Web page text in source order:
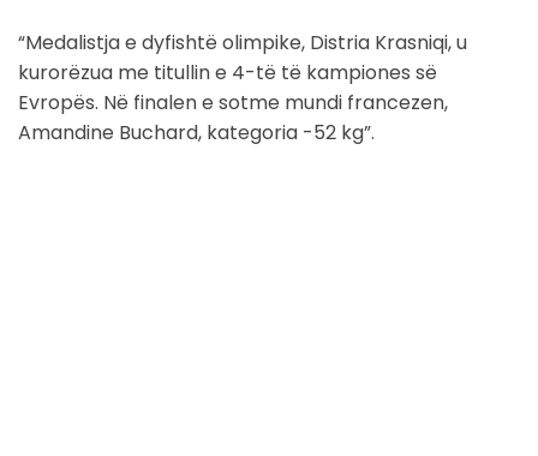
“Medalistja e dyfishtë olimpike, Distria Krasniqi, u
kurorëzua me titullin e 4-të të kampiones së
Evropës. Në finalen e sotme mundi francezen,
Amandine Buchard, kategoria -52 kg”.